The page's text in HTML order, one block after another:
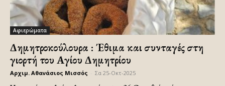
Αφιερώματα
Δημητροκούλουρα : Έθιμα και συνταγές στη
γιορτή του Αγίου Δημητρίου
Αρχιμ. Αθανάσιος Μισσός Σα 25-Οκτ-2025